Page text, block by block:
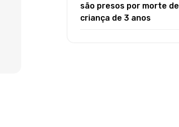
são presos por morte de
criança de 3 anos